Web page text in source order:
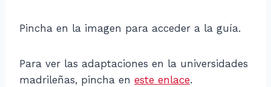
Pincha en la imagen para acceder a la guía.
Para ver las adaptaciones en la universidades
madrileñas, pincha en este enlace.